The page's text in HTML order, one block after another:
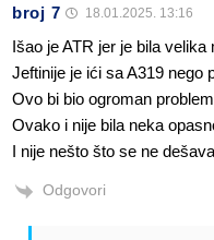
broj 7 18.01.2025. 13:16
Išao je ATR jer je bila velika
Jeftinije je ići sa A319 nego
Ovo bi bio ogroman
Ovako i nije bila neka
I nije nešto što se ne
Odgovori